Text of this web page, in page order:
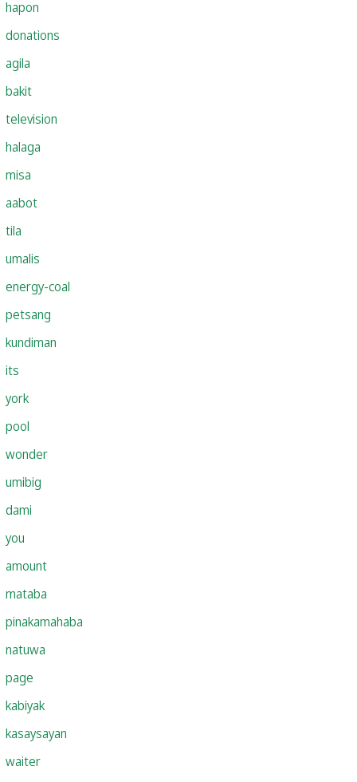
hapon
donations
agila
bakit
television
halaga
misa
aabot
tila
umalis
energy-coal
petsang
kundiman
its
york
pool
wonder
umibig
dami
you
amount
mataba
pinakamahaba
natuwa
page
kabiyak
kasaysayan
waiter